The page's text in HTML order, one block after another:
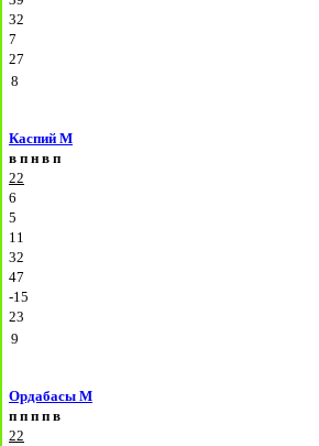
32
7
27
8
Каспий М
в п н в п
22
6
5
11
32
47
-15
23
9
Ордабасы М
п п п п в
22